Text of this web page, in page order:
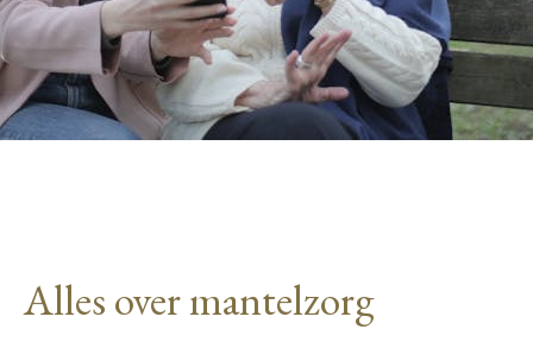
Alles over mantelzorg